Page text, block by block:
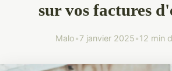
sur vos factures
Malo•7 janvier 2025•12 min